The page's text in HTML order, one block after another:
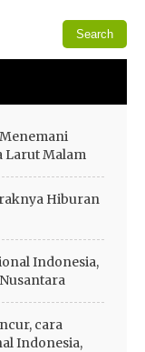
Larut Malam
Hiburan
Indonesia,
cara
Indonesia,